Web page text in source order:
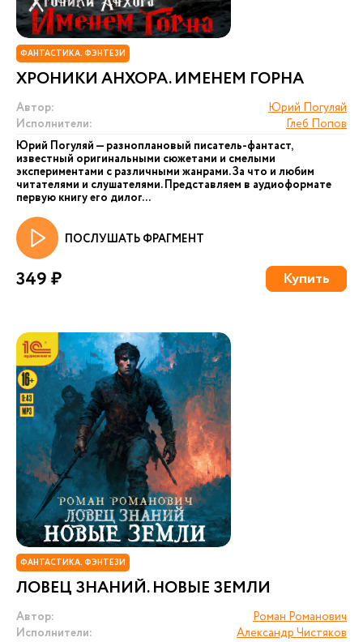
ФАНТАСТИКА. ФЭНТЕЗИ
ХРОНИКИ АНХОРА. ИМЕНЕМ ГОРНА
Автор:
Юрий Погуляй
Исполнители:
Глеб Попов
Юрий Погуляй — разноплановый писатель-фантаст,
известный оригинальными сюжетами и смелыми
экспериментами с различными жанрами. За что и любим
читателями и слушателями. Представляем в аудиоформате
первую книгу его дилог...
ПОСЛУШАТЬ ФРАГМЕНТ
349 ₽ Купить
ФАНТАСТИКА. ФЭНТЕЗИ
ЛОВЕЦ ЗНАНИЙ. НОВЫЕ ЗЕМЛИ
Автор:
Роман Романович
Исполнители:
Александр Чистяков